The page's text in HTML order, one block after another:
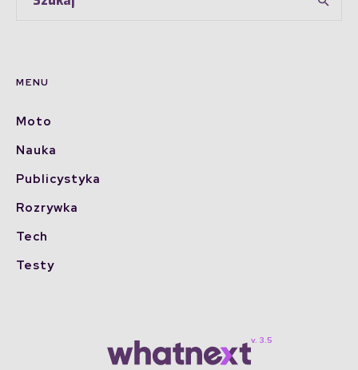
MENU
Moto
Nauka
Publicystyka
Rozrywka
Tech
Testy